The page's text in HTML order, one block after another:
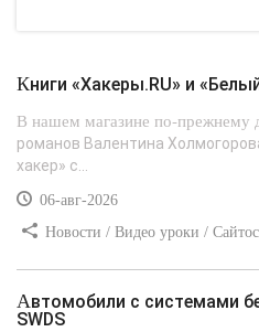
Книги «Хакеры.RU» и
В нашем магазине по-прежнему
романов Валентина
хакер» с...
06-авг-2026
Новости / Видео уроки /
Автомобили с системами безопасности KARR и
SWDS